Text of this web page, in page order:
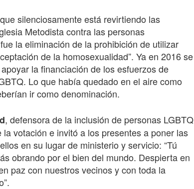
silenciosamente está revirtiendo las
Metodista contra las personas
la eliminación de la prohibición de utilizar
de la homosexualidad”. Ya en 2016 se
la financiación de los esfuerzos de
Lo que había quedado en el aire como
ir como denominación.
, defensora de la inclusión de personas LGBTQ
votación e invitó a los presentes a poner las
en su lugar de ministerio y servicio: “Tú
obrando por el bien del mundo. Despierta en
paz con nuestros vecinos y con toda la